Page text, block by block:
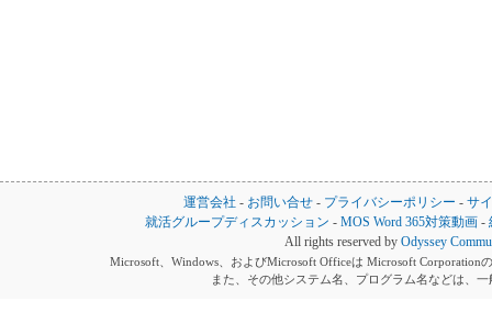
運営会社 - お問い合せ - プライバシーポリシー - サ
就活グループディスカッション -MOS Word 365対策動画 -
All rights reserved by Odyssey
Microsoft、Windows、およびMicrosoft Officeは Microsoft Corporation
また、その他システム名、プログラム名などは、